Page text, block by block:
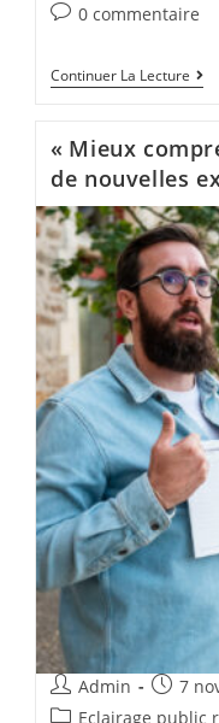
0 commentaire
Continuer La Lecture
« Mieux
de nouvelles
Admin
7
Eclairage public